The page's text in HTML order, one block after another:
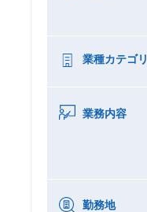
業種カテゴリ
業務内容
勤務地